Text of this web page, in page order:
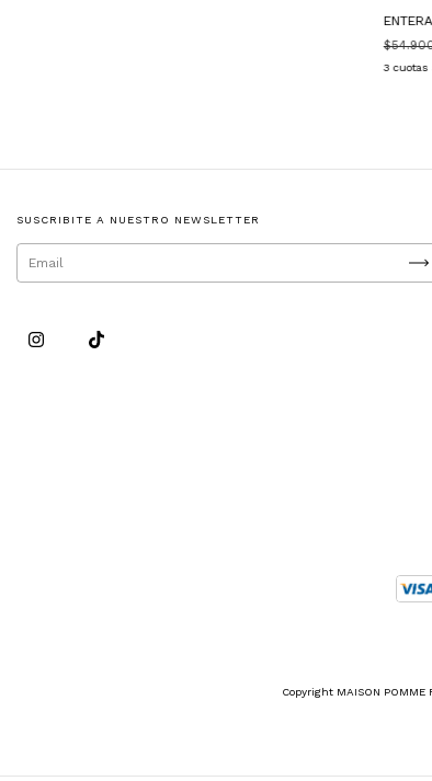
3 cuotas
SUSCRIBITE A NUESTRO NEWSLETTER
Copyright MAISON POMME